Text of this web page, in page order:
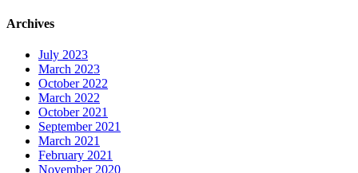
Archives
July 2023
March 2023
October 2022
March 2022
October 2021
September 2021
March 2021
February 2021
November 2020